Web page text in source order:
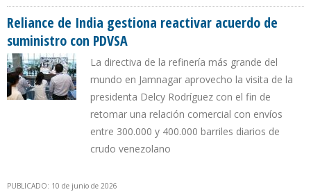
Reliance de India gestiona reactivar acuerdo de
suministro con PDVSA
La directiva de la refinería más grande del
mundo en Jamnagar aprovecho la visita de la
presidenta Delcy Rodríguez con el fin de
retomar una relación comercial con envíos
entre 300.000 y 400.000 barriles diarios de
crudo venezolano
PUBLICADO: 10 de junio de 2026